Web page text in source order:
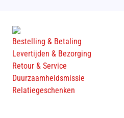
Bestelling & Betaling
Levertijden & Bezorging
Retour & Service
Duurzaamheidsmissie
Relatiegeschenken